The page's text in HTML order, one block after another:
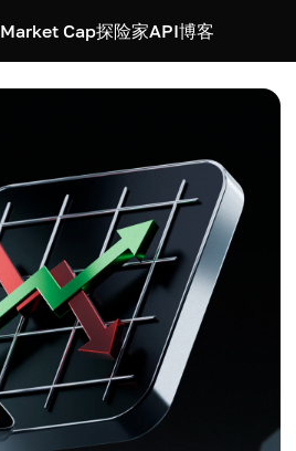
Market Cap探险家API博客